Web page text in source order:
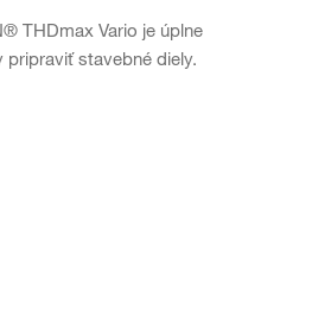
THDmax Vario je úplne
stavebné diely.